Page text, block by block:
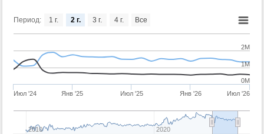
Период:
Июл '24 Янв '25 Июл '25 Янв '26 Июл '26
2010 2020
0M
1M
2M
1 г. 2 г. 3 г. 4 г. Все